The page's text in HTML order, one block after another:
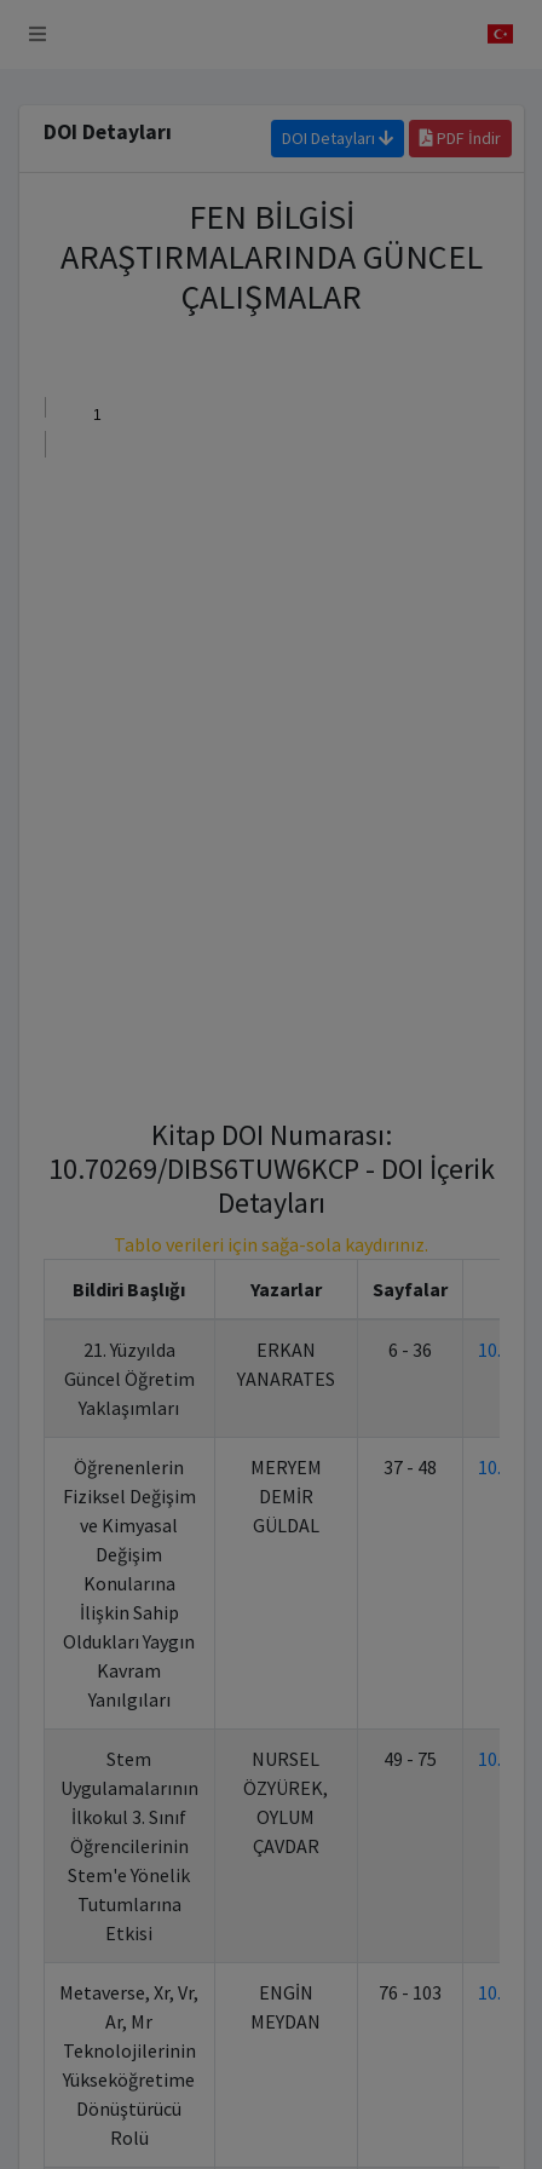
DOI Detayları DOI Detayları PDF İndir
FEN BİLGİSİ
ARAŞTIRMALARINDA GÜNCEL
ÇALIŞMALAR
Kitap DOI Numarası:
10.70269/DIBS6TUW6KCP - DOI İçerik
Detayları
Tablo verileri için sağa-sola kaydırınız.
Bildiri Başlığı
Yazarlar Sayfalar
21. Yüzyılda
Güncel Öğretim
Yaklaşımları
ERKAN
YANARATES
6 - 36
Öğrenenlerin
Fiziksel Değişim
ve Kimyasal
Değişim
Konularına
İlişkin Sahip
Oldukları Yaygın
Kavram
Yanılgıları
MERYEM
DEMİR
GÜLDAL
37 - 48
Stem
Uygulamalarının
İlkokul 3. Sınıf
Öğrencilerinin
Stem'e Yönelik
Tutumlarına
Etkisi
NURSEL
ÖZYÜREK,
OYLUM
ÇAVDAR
49 - 75
Metaverse, Xr, Vr,
Ar, Mr
Teknolojilerinin
Yükseköğretime
Dönüştürücü
Rolü
ENGİN
MEYDAN
76 - 103